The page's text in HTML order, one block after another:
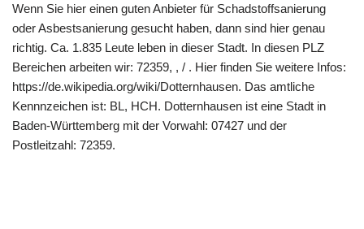
Wenn Sie hier einen guten Anbieter für Schadstoffsanierung
oder Asbestsanierung gesucht haben, dann sind hier genau
richtig. Ca. 1.835 Leute leben in dieser Stadt. In diesen PLZ
Bereichen arbeiten wir: 72359, , / . Hier finden Sie weitere Infos:
https://de.wikipedia.org/wiki/Dotternhausen. Das amtliche
Kennnzeichen ist: BL, HCH. Dotternhausen ist eine Stadt in
Baden-Württemberg mit der Vorwahl: 07427 und der
Postleitzahl: 72359.